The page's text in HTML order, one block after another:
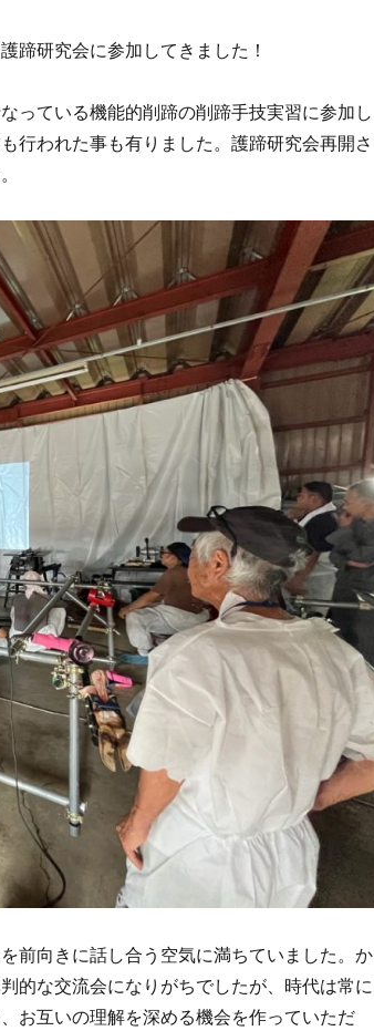
蹄研究会に参加してきました！
っている機能的削蹄の削蹄手技実習に参加し
行われた事も有りました。護蹄研究会再開さ
前向きに話し合う空気に満ちていました。か
的な交流会になりがちでしたが、時代は常に
お互いの理解を深める機会を作っていただ